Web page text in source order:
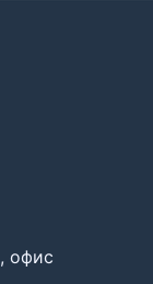
офис